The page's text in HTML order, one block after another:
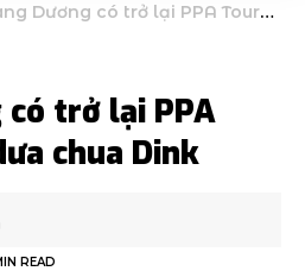
Dương có trở lại PPA Tour? – Quả dưa chua Dink
có trở lại PPA
chua Dink
READ